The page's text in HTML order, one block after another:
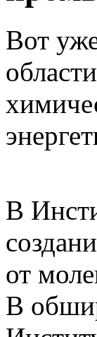
Вот
В
от
В